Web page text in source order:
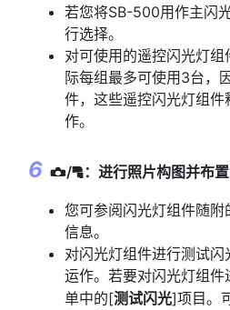
若您将SB-500用作主闪
行选择。
对可使用的遥控闪光灯
际每组最多可使用3台，
件，这些遥控闪光灯组
作。
C/f：进行照片构图并布置
您可参阅闪光灯组件随
信息。
对闪光灯组件进行测试
运作。若要对闪光灯组件
单中的[测试闪光]项目。